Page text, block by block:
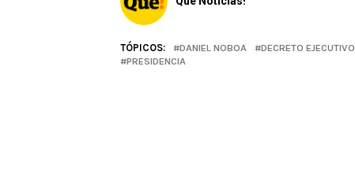
TÓPICOS: DANIEL NOBOA DECRETO EJECUTIVO
PRESIDENCIA